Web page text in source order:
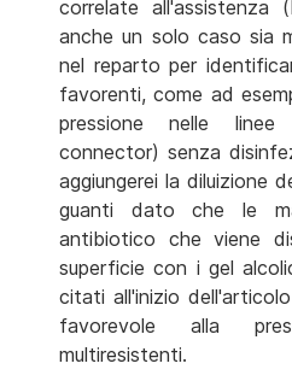
correlate all'assistenza
anche un solo caso sia
nel reparto per
favorenti, come ad
pressione nelle linee
connector) senza
aggiungerei la diluizione
guanti dato che le
antibiotico che viene
superficie con i gel
citati all'inizio
favorevole alla
multiresistenti.